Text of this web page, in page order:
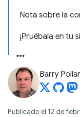
Nota sobre la
¡Pruébala en tu
Barry
Publicado el 12 de